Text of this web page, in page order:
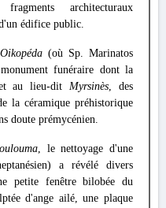
architecturaux
édifice public.
Oikopéda (où Sp. Marinatos
funéraire dont la
et au lieu-ditMyrsinès, des
la céramique préhistorique
doute prémycénien.
, le nettoyage d'une
a révélé divers
petite fenêtre bilobée du
d'ange ailé, une plaque